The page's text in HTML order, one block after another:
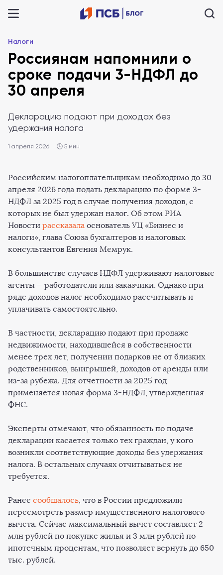
Налоги
Россиянам напомнили о
сроке подачи 3-НДФЛ до
30 апреля
Декларацию подают при доходах без
удержания налога
1 апреля 2026 🕒 5 мин
Российским налогоплательщикам необходимо до 30
апреля 2026 года подать декларацию по форме 3-
НДФЛ за 2025 год в случае получения доходов, с
которых не был удержан налог. Об этом РИА
Новости рассказала основатель УЦ «Бизнес и
налоги», глава Союза бухгалтеров и налоговых
консультантов Евгения Мемрук.
В большинстве случаев НДФЛ удерживают налоговые
агенты — работодатели или заказчики. Однако при
ряде доходов налог необходимо рассчитывать и
уплачивать самостоятельно.
В частности, декларацию подают при продаже
недвижимости, находившейся в собственности
менее трех лет, получении подарков не от близких
родственников, выигрышей, доходов от аренды или
из-за рубежа. Для отчетности за 2025 год
применяется новая форма 3-НДФЛ, утвержденная
ФНС.
Эксперты отмечают, что обязанность по подаче
декларации касается только тех граждан, у кого
возникли соответствующие доходы без удержания
налога. В остальных случаях отчитываться не
требуется.
Ранее сообщалось, что в России предложили
пересмотреть размер имущественного налогового
вычета. Сейчас максимальный вычет составляет 2
млн рублей по покупке жилья и 3 млн рублей по
ипотечным процентам, что позволяет вернуть до 650
тыс. рублей.